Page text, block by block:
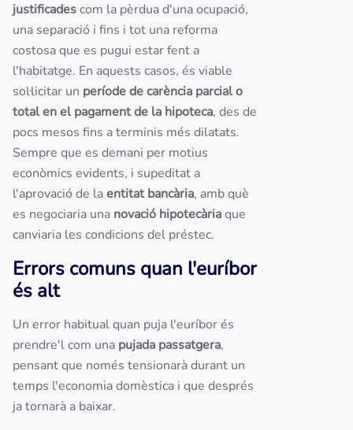
justificadescom la pèrdua d'una ocupació,
una separació i fins i tot una reforma
costosa que es pugui estar fent a
l'habitatge. En aquests casos, és viable
sol·licitar un període de carència parcial o
total en el pagament de la hipoteca, des de
pocs mesos fins a terminis més dilatats.
Sempre que es demani per motius
econòmics evidents, i supeditat a
l'aprovació de laentitat bancària, amb què
es negociaria una novació hipotecàriaque
canviaria les condicions del préstec.
Errors comuns quan l'euríbor
és alt
Un error habitual quan puja l'euríbor és
prendre'l com una pujada passatgera,
pensant que només tensionarà durant un
temps l'economia domèstica i que després
ja tornarà a baixar.